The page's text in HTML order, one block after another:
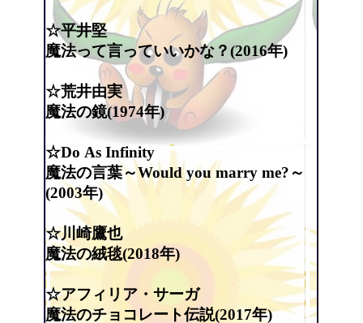
☆平井堅
魔法って言っていいかな？(2016年)
☆荒井由実
魔法の鏡(1974年)
☆Do As Infinity
魔法の言葉～Would you marry me?～
(2003年)
☆川崎鷹也
魔法の絨毯(2018年)
☆アフィリア・サーガ
魔法のチョコレート伝説(2017年)